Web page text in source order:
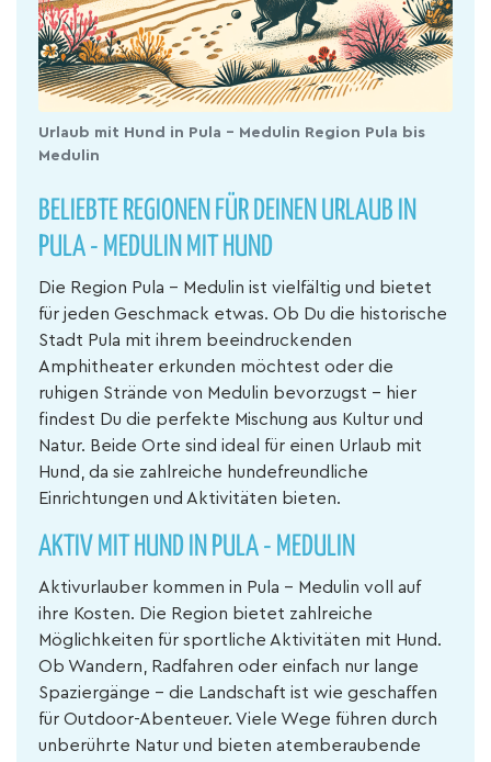
Urlaub mit Hund in Pula - Medulin Region Pula bis
Medulin
BELIEBTE REGIONEN FÜR DEINEN URLAUB IN
PULA - MEDULIN MIT HUND
Die Region Pula - Medulin ist vielfältig und bietet
für jeden Geschmack etwas. Ob Du die historische
Stadt Pula mit ihrem beeindruckenden
Amphitheater erkunden möchtest oder die
ruhigen Strände von Medulin bevorzugst – hier
findest Du die perfekte Mischung aus Kultur und
Natur. Beide Orte sind ideal für einen Urlaub mit
Hund, da sie zahlreiche hundefreundliche
Einrichtungen und Aktivitäten bieten.
AKTIV MIT HUND IN PULA - MEDULIN
Aktivurlauber kommen in Pula - Medulin voll auf
ihre Kosten. Die Region bietet zahlreiche
Möglichkeiten für sportliche Aktivitäten mit Hund.
Ob Wandern, Radfahren oder einfach nur lange
Spaziergänge – die Landschaft ist wie geschaffen
für Outdoor-Abenteuer. Viele Wege führen durch
unberührte Natur und bieten atemberaubende